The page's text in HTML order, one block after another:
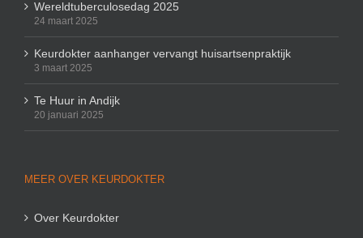
Wereldtuberculosedag 2025
24 maart 2025
Keurdokter aanhanger vervangt huisartsenpraktijk
3 maart 2025
Te Huur in Andijk
20 januari 2025
MEER OVER KEURDOKTER
Over Keurdokter